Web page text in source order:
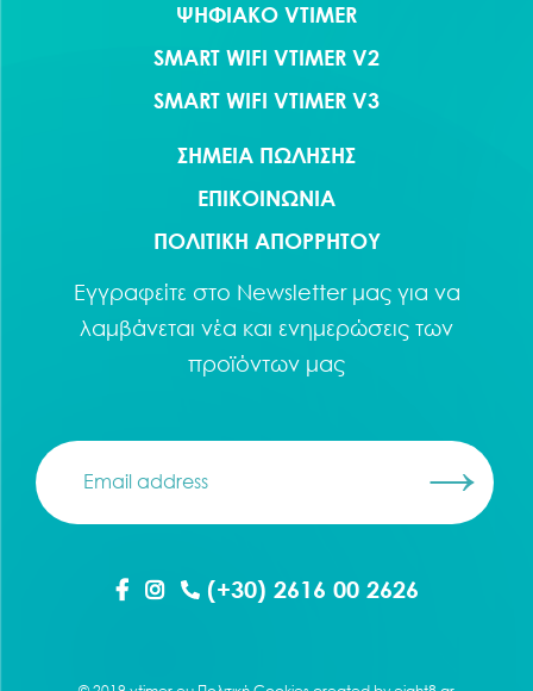
ΨΗΦΙΑΚΟ VTIMER
SMART WIFI VTIMER V2
SMART WIFI VTIMER V3
ΣΗΜΕΙΑ ΠΩΛΗΣΗΣ
ΕΠΙΚΟΙΝΩΝΙΑ
ΠΟΛΙΤΙΚΗ ΑΠΟΡΡΗΤΟΥ
Εγγραφείτε στο Newsletterμας για να
λαμβάνεται νέα και ενημερώσεις των
προϊόντων μας
(+30) 2616 00 2626